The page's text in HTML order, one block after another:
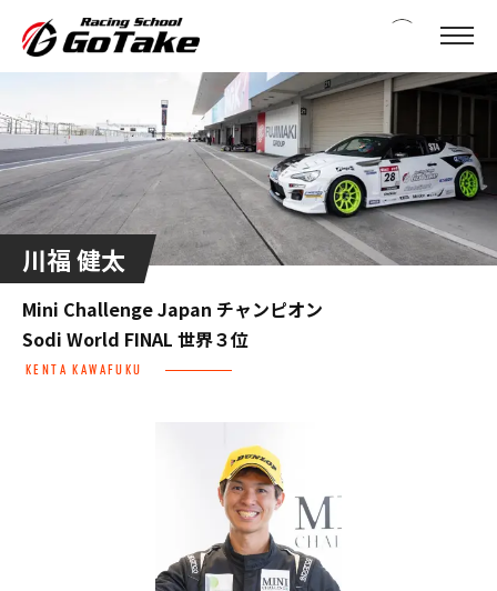
川福健太
Mini Challenge Japan チャンピオン
Sodi World FINAL 世界３位
KENTA KAWAFUKU